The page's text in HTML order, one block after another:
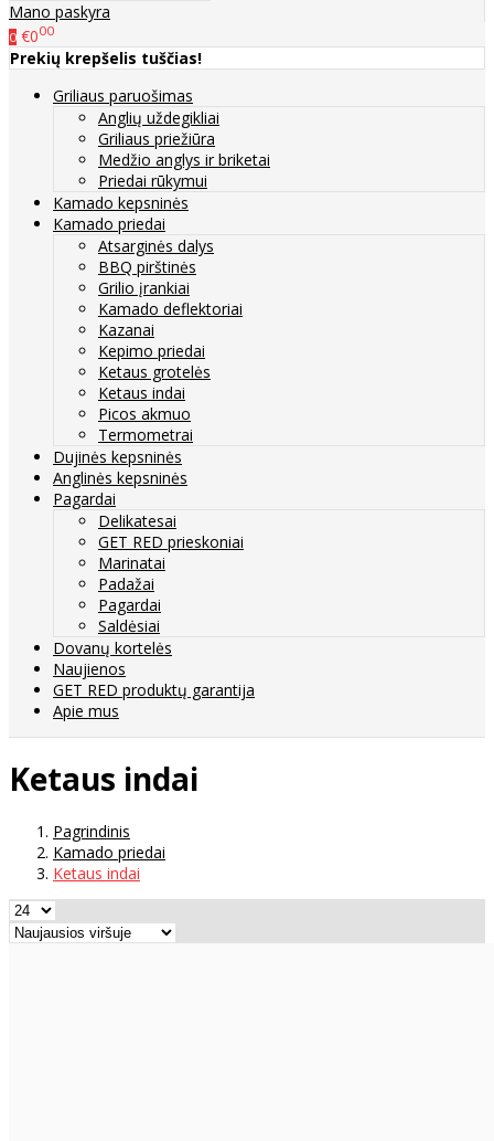
Mano paskyra
0 €000
Prekių krepšelis tuščias!
Griliaus paruošimas
Anglių uždegikliai
Griliaus priežiūra
Medžio anglys ir briketai
Priedai rūkymui
Kamado kepsninės
Kamado priedai
Atsarginės dalys
BBQ pirštinės
Grilio įrankiai
Kamado deflektoriai
Kazanai
Kepimo priedai
Ketaus grotelės
Ketaus indai
Picos akmuo
Termometrai
Dujinės kepsninės
Anglinės kepsninės
Pagardai
Delikatesai
GET RED prieskoniai
Marinatai
Padažai
Pagardai
Saldėsiai
Dovanų kortelės
Naujienos
GET RED produktų garantija
Apie mus
Ketaus indai
Pagrindinis
Kamado priedai
Ketaus indai